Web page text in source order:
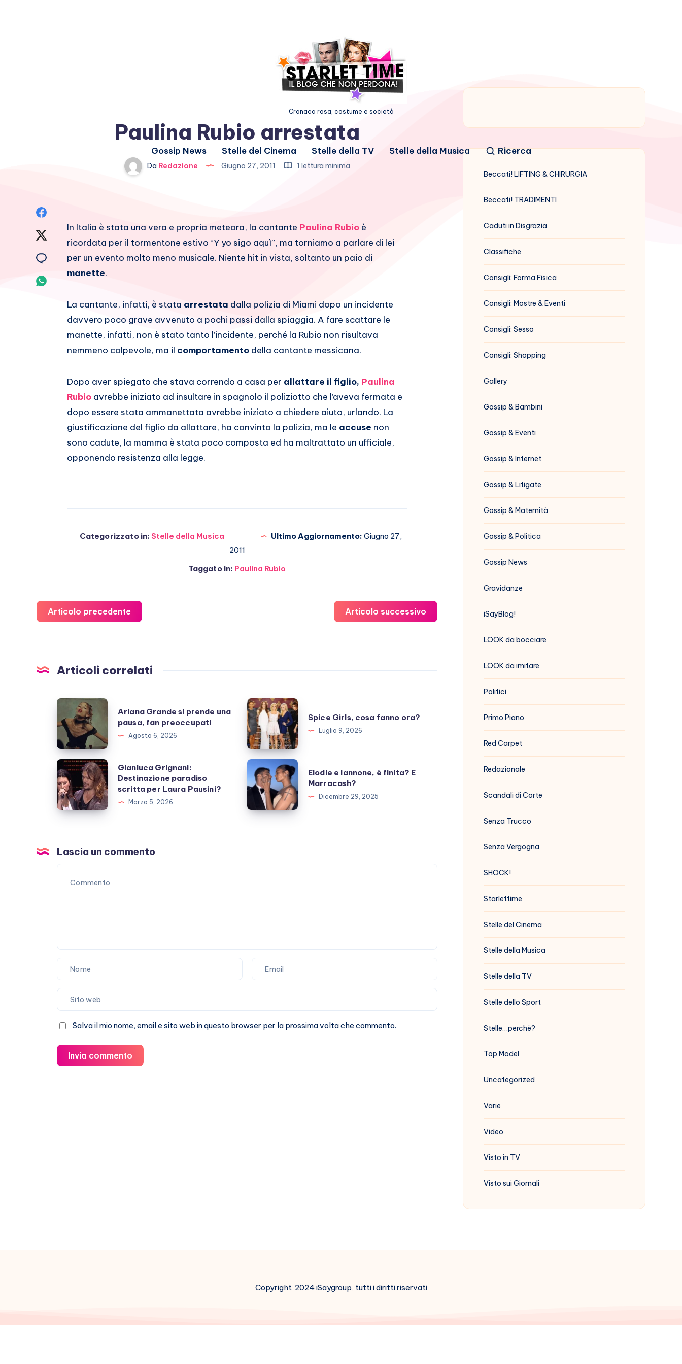
Cronaca rosa, costume e società
Gossip News Stelle del Cinema Stelle della TV Stelle della Musica Ricerca
Paulina Rubio arrestata
Da Redazione Giugno 27, 2011 1 lettura minima
Twitter
Condividi
Whatsapp
In Italia è stata una vera e propria meteora, la cantante Paulina Rubio è
ricordata per il tormentone estivo “Y yo sigo aquì”, ma torniamo a parlare di lei
per un evento molto meno musicale. Niente hit in vista, soltanto un paio di
manette.
La cantante, infatti, è stata arrestata dalla polizia di Miami dopo un incidente
davvero poco grave avvenuto a pochi passi dalla spiaggia. A fare scattare le
manette, infatti, non è stato tanto l’incidente, perché la Rubio non risultava
nemmeno colpevole, ma il comportamento della cantante messicana.
Dopo aver spiegato che stava correndo a casa per allattare il figlio, Paulina
Rubio avrebbe iniziato ad insultare in spagnolo il poliziotto che l’aveva fermata e
dopo essere stata ammanettata avrebbe iniziato a chiedere aiuto, urlando. La
giustificazione del figlio da allattare, ha convinto la polizia, ma le accuse non
sono cadute, la mamma è stata poco composta ed ha maltrattato un ufficiale,
opponendo resistenza alla legge.
Categorizzato in: Stelle della Musica Ultimo Aggiornamento: Giugno 27,
2011
Taggato in: Paulina Rubio
Articolo precedente Articolo successivo
Articoli correlati
Ariana
Grande
prende
una
pausa,
fan
preoccupati
Ariana Grande si prende una
pausa, fan preoccupati
Agosto 6, 2026
Spice
Girls,
cosa
fanno
ora?
Spice Girls, cosa fanno ora?
Luglio 9, 2026
Gianluca
Grignani:
Destinazione
paradiso
Laura
Pausini?
Gianluca Grignani:
Destinazione paradiso
scritta per Laura Pausini?
Marzo 5, 2026
Elodie
e
Iannone,
è
Elodie e Iannone, è finita? E
Marracash?
Dicembre 29, 2025
Lascia un commento
Salva il mio nome, email e sito web in questo browser per la prossima volta che commento.
Invia commento
Beccati! LIFTING & CHIRURGIA
Beccati! TRADIMENTI
Caduti in Disgrazia
Classifiche
Consigli: Forma Fisica
Consigli: Mostre & Eventi
Consigli: Sesso
Consigli: Shopping
Gallery
Gossip & Bambini
Gossip & Eventi
Gossip & Internet
Gossip & Litigate
Gossip & Maternità
Gossip & Politica
Gossip News
Gravidanze
iSayBlog!
LOOK da bocciare
LOOK da imitare
Politici
Primo Piano
Red Carpet
Redazionale
Scandali di Corte
Senza Trucco
Senza Vergogna
SHOCK!
Starlettime
Stelle del Cinema
Stelle della Musica
Stelle della TV
Stelle dello Sport
Stelle…perchè?
Top Model
Uncategorized
Varie
Video
Visto in TV
Visto sui Giornali
Copyright 2024 iSaygroup, tutti i diritti riservati